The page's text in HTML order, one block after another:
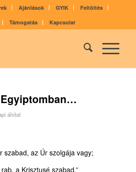
Ajánlások GYIK
Feltöltés
Támogatás Kapcsolat
áhítat
szabad, az Úr szolgája vagy;
a Krisztusé szabad.”